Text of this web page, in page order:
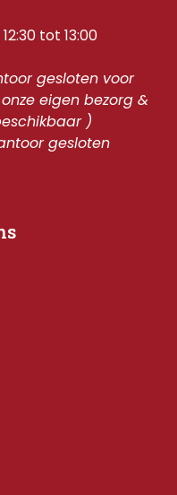
tot 13:00
gesloten voor
eigen bezorg &
)
gesloten